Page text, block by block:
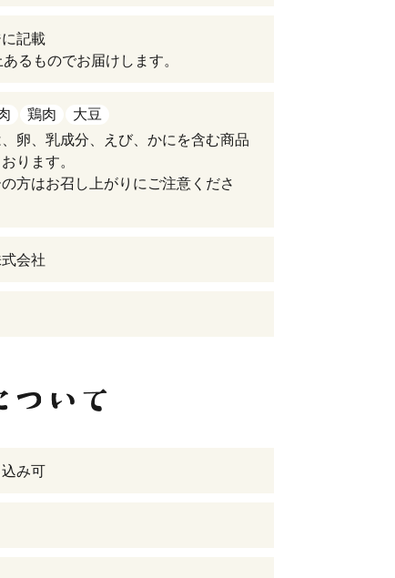
記載
るものでお届けします。
鶏肉
大豆
卵、乳成分、えび、かにを含む商品
ります。
方はお召し上がりにご注意くださ
会社
み可